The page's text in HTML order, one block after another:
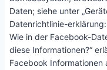
Daten; siehe unter
Datenrichtlinie-erklärung:
Wie in der Facebook-
diese Informationen?“
Facebook Informationen